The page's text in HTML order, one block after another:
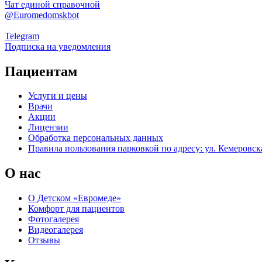
Чат единой справочной
@Euromedomskbot
Telegram
Подписка на уведомления
Пациентам
Услуги и цены
Врачи
Акции
Лицензии
Обработка персональных данных
Правила пользования парковкой по адресу: ул.
О нас
О Детском «Евромеде»
Комфорт для пациентов
Фотогалерея
Видеогалерея
Отзывы